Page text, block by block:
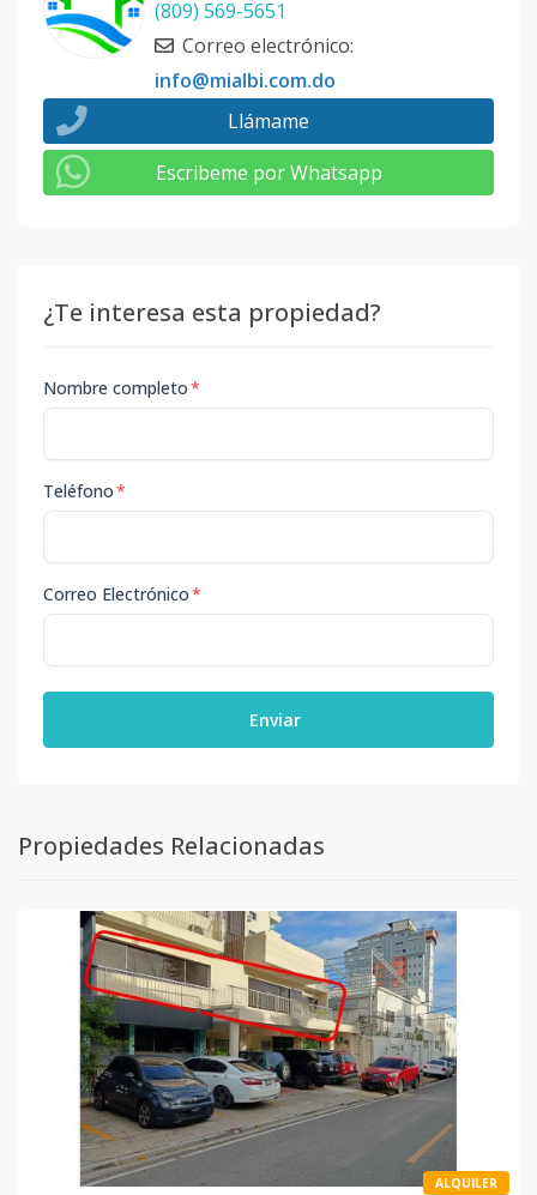
(809) 569-5651
Correo electrónico:
info@mialbi.com.do
Llámame
Escribeme por Whatsapp
¿Te interesa esta propiedad?
Nombre completo*
Teléfono*
Correo Electrónico*
Enviar
Propiedades Relacionadas
ALQUILER